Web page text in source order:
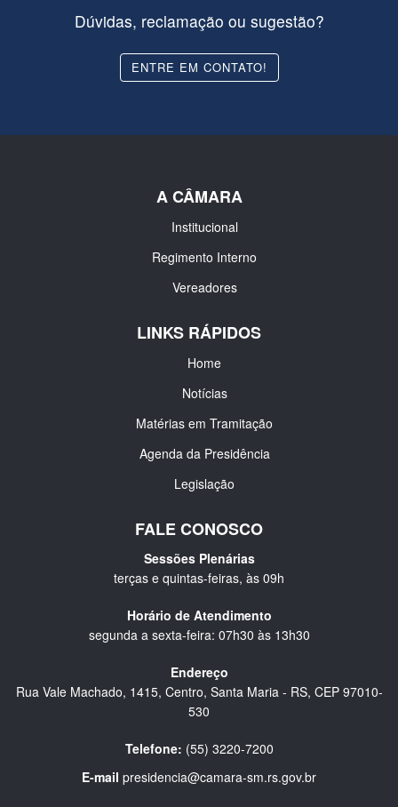
Dúvidas, reclamação ou sugestão?
ENTRE EM CONTATO!
A CÂMARA
Institucional
Regimento Interno
Vereadores
LINKS RÁPIDOS
Home
Notícias
Matérias em Tramitação
Agenda da Presidência
Legislação
FALE CONOSCO
Sessões Plenárias
terças e quintas-feiras, às 09h
Horário de Atendimento
segunda a sexta-feira: 07h30 às 13h30
Endereço
Rua Vale Machado, 1415, Centro, Santa Maria - RS, CEP 97010-
530
Telefone: (55) 3220-7200
E-mail presidencia@camara-sm.rs.gov.br